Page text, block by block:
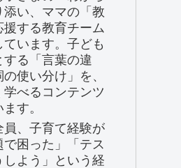
添い、ママの「教
援する教育チーム
ています。子ども
する「言葉の違
使い分け」を、
べるコンテンツ
す。
員、子育て経験が
困った」「テス
しよう」という経